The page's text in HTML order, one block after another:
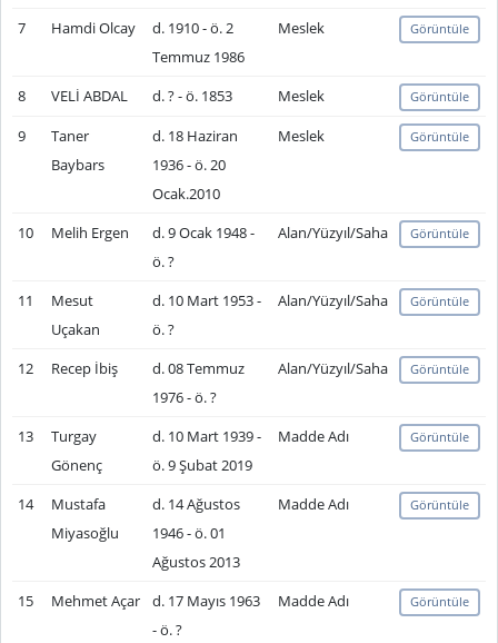
7 Hamdi Olcay
d. 1910 - ö. 2
Temmuz 1986
Meslek Görüntüle
8 VELİ ABDAL d. ? - ö. 1853 Meslek Görüntüle
9
Taner
Baybars
d. 18 Haziran
1936 - ö. 20
Ocak.2010
Meslek Görüntüle
10 Melih Ergen
d. 9 Ocak 1948 -
ö. ?
Alan/Yüzyıl/Saha Görüntüle
11
Mesut
Uçakan
d. 10 Mart 1953 -
ö. ?
Alan/Yüzyıl/Saha Görüntüle
12 Recep İbiş
d. 08 Temmuz
1976 - ö. ?
Alan/Yüzyıl/Saha Görüntüle
13
Turgay
Gönenç
d. 10 Mart 1939 -
ö. 9 Şubat 2019
Madde Adı Görüntüle
14
Mustafa
Miyasoğlu
d. 14 Ağustos
1946 - ö. 01
Ağustos 2013
Madde Adı Görüntüle
15 Mehmet Açar
d. 17 Mayıs 1963
- ö. ?
Madde Adı Görüntüle